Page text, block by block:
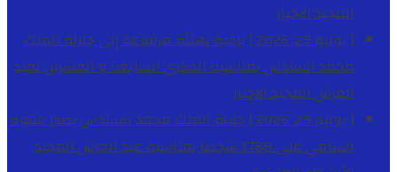
المجيدالاخبار
[ يوليو 29, 2026 ]
برقية تهنئة مرفوعة إلى جلالة الملك
محمد السادس بمناسبة الذكرى السابعة و العشرين لعيد
العرش المجيدالاخبار
[ يوليو 29, 2026 ]
جلالة الملك محمد السادس يصدر عفوه
السامي على 1788 شخصا بمناسبة عيد العرش المجيد